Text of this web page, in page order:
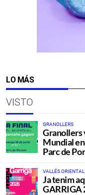
LO MÁS
VISTO
GRANOLLERS
Granollers
Mundial
Parc de
VALLÉS ORIENTAL
Ja tenim
GARRIGA